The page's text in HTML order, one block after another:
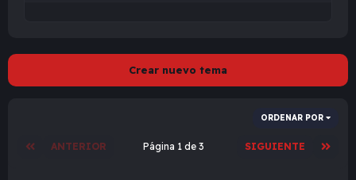
Crear nuevo tema
ORDENAR POR
ANTERIOR SIGUIENTE
Página 1 de 3